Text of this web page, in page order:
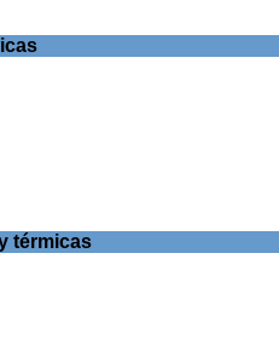
térmicas